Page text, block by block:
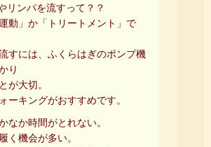
ンパを流すって？？
動」か「トリートメント」で
すには、ふくらはぎのポンプ機
り
が大切。
ーキングがおすすめです。
なか時間がとれない。
く機会が多い。